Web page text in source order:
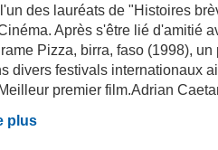
des lauréats de "Histoires
Après s'être lié d'amitié
Pizza, birra, faso (1998),
divers festivals internationaux
premier film.Adrian
plus